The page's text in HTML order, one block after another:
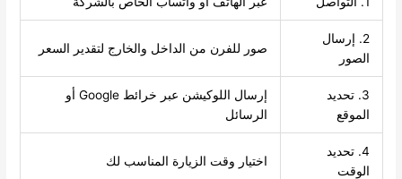
2. إرسال
الصور
صور للفرن من الداخل والخارج لتقدير السعر
3. تحديد
الموقع
إرسال اللوكيشن عبر خرائط Google أو
الرسائل
4. تحديد
الوقت
اختيار وقت الزيارة المناسب لك